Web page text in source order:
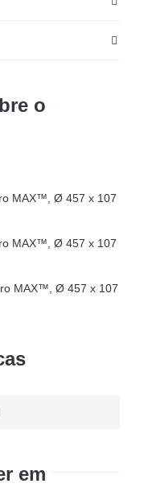
o
MAX™, Ø 457 x 107
MAX™, Ø 457 x 107
MAX™, Ø 457 x 107
em